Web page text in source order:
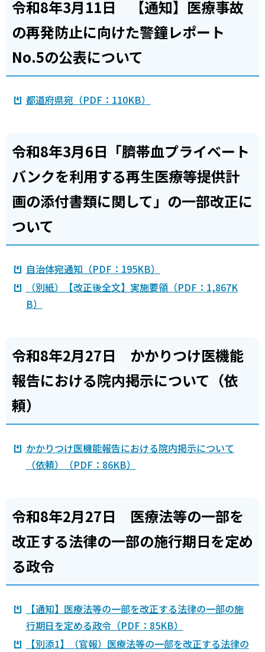
令和8年3月11日 【通知】医療事故
の再発防止に向けた警鐘レポート
No.5の公表について
都道府県宛（PDF：110KB）
令和8年3月6日「臍帯血プライベート
バンクを利用する再生医療等提供計
画の添付書類に関して」の一部改正に
ついて
自治体宛通知（PDF：195KB）
（別紙）【改正後全文】実施要領（PDF：1,867K
B）
令和8年2月27日 かかりつけ医機能
報告における院内掲示について（依
頼）
かかりつけ医機能報告における院内掲示について
（依頼）（PDF：86KB）
令和8年2月27日 医療法等の一部を
改正する法律の一部の施行期日を定め
る政令
【通知】医療法等の一部を改正する法律の一部の施
行期日を定める政令（PDF：85KB）
【別添1】（官報）医療法等の一部を改正する法律の